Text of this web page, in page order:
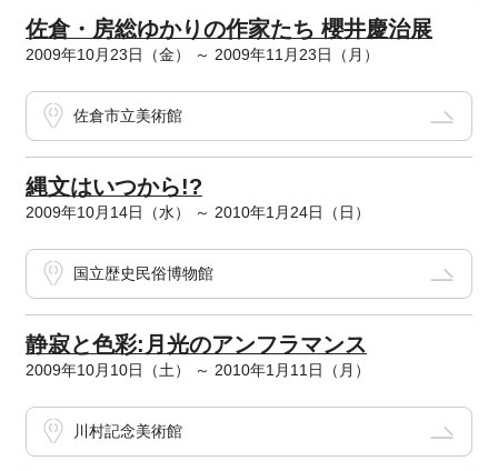
佐倉・房総ゆかりの作家たち 櫻井慶治展
2009年10月23日（金） ～ 2009年11月23日（月）
佐倉市立美術館
縄文はいつから!?
2009年10月14日（水） ～ 2010年1月24日（日）
国立歴史民俗博物館
静寂と色彩:月光のアンフラマンス
2009年10月10日（土） ～ 2010年1月11日（月）
川村記念美術館